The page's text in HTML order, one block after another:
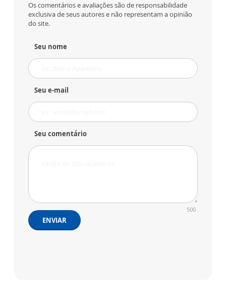
Os comentários e avaliações são de responsabilidade
exclusiva de seus autores e não representam a opinião
do site.
Seu nome
Seu e-mail
Seu comentário
500
ENVIAR